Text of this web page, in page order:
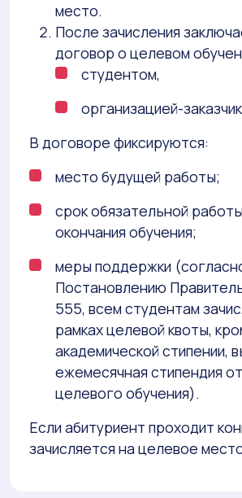
место.
После зачисления
договор о целевом
студентом,
организацией-
В договоре фиксируются:
место будущей работы;
срок обязательной
окончания обучения;
меры поддержки
Постановлению
555, всем студентам
рамках целевой квоты,
академической стипении,
ежемесячная стипендия от
целевого обучения).
Если абитуриент проходит
зачисляется на целевое